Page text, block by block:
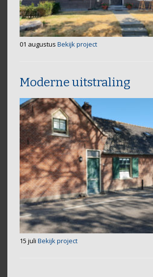
01 augustus Bekijk project
Moderne uitstraling
15 juli Bekijk project